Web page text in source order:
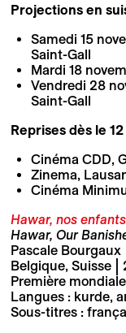
Projections en
Samedi 15
Saint-Gall
Mardi 18
Vendredi 28
Saint-Gall
Reprises dès le
Cinéma CDD,
Zinema,
Cinéma
Hawar, nos
Hawar, Our
Pascale Bourgaux
Belgique, Suisse |
Première
Langues : kurde,
Sous-titres :